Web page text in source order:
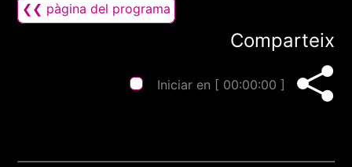
❮❮ pàgina del programa
Comparteix
Iniciar en [ 00:00:00 ]